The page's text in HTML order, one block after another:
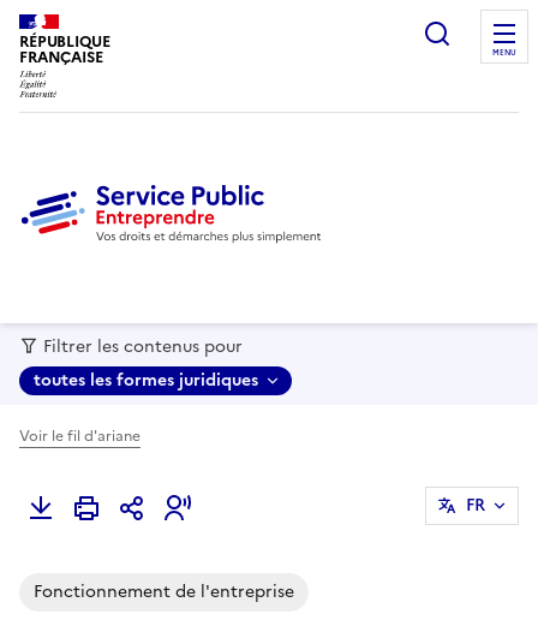
RÉPUBLIQUE
FRANÇAISE MENU
Filtrer les contenus pour
toutes les formes juridiques
Voir le fil d'ariane
FR
Fonctionnement de l'entreprise